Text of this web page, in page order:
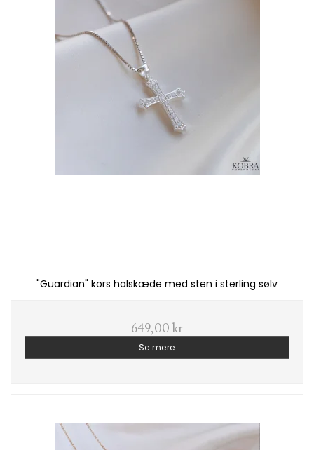
"Guardian" kors halskæde med sten i sterling sølv
649,00 kr
Se mere